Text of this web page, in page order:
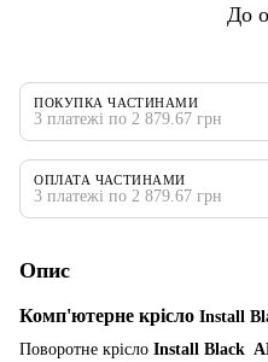
До
ПОКУПКА ЧАСТИНАМИ
3 платежі по 2 879.67 грн
ОПЛАТА ЧАСТИНАМИ
3 платежі по 2 879.67 грн
Опис
Комп'ютерне крісло Install
Поворотне крісло Install Black